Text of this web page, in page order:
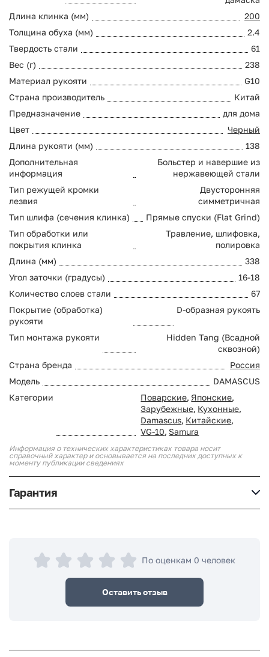
Длина клинка (мм)
200
Толщина обуха (мм)
2.4
Твердость стали
61
Вес (г)
238
Материал рукояти
G10
Страна производитель
Китай
Предназначение
для дома
Цвет
Черный
Длина рукояти (мм)
138
Дополнительная
информация
Больстер и навершие из
нержавеющей стали
Тип режущей кромки
лезвия
Двусторонняя
симметричная
Тип шлифа (сечения клинка)
Прямые спуски (Flat Grind)
Тип обработки или
покрытия клинка
Травление, шлифовка,
полировка
Длина (мм)
338
Угол заточки (градусы)
16-18
Количество слоев стали
67
Покрытие (обработка)
рукояти
D-образная рукоять
Тип монтажа рукояти
Hidden Tang (Всадной
сквозной)
Страна бренда
Россия
Модель
DAMASCUS
Категории
Поварские, Японские,
Зарубежные, Кухонные,
Damascus, Китайские,
VG-10, Samura
Информация о технических характеристиках товара носит
справочный характер и основывается на последних доступных к
моменту публикации сведениях
Гарантия
По оценкам 0 человек
Оставить отзыв